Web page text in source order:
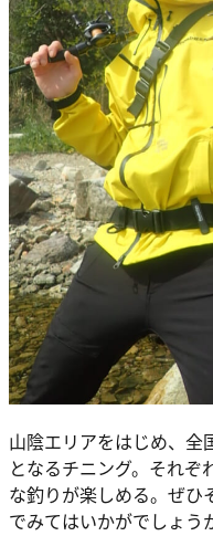
山陰エリアをはじめ、全
となるチニング。それぞ
な釣りが楽しめる。ぜひ
でみてはいかがでしょう